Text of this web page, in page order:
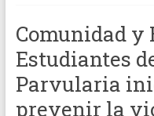
Escolar
PUCV
Acompañamos
Comunidad y
Estudiantes
Parvularia
prevenir la